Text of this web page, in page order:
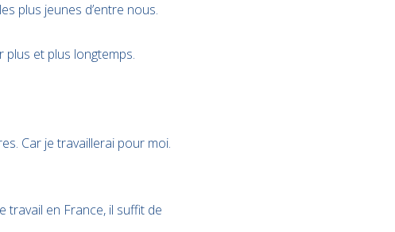
plus jeunes d’entre nous.
plus et plus longtemps.
Car je travaillerai pour moi.
travail en France, il suffit de